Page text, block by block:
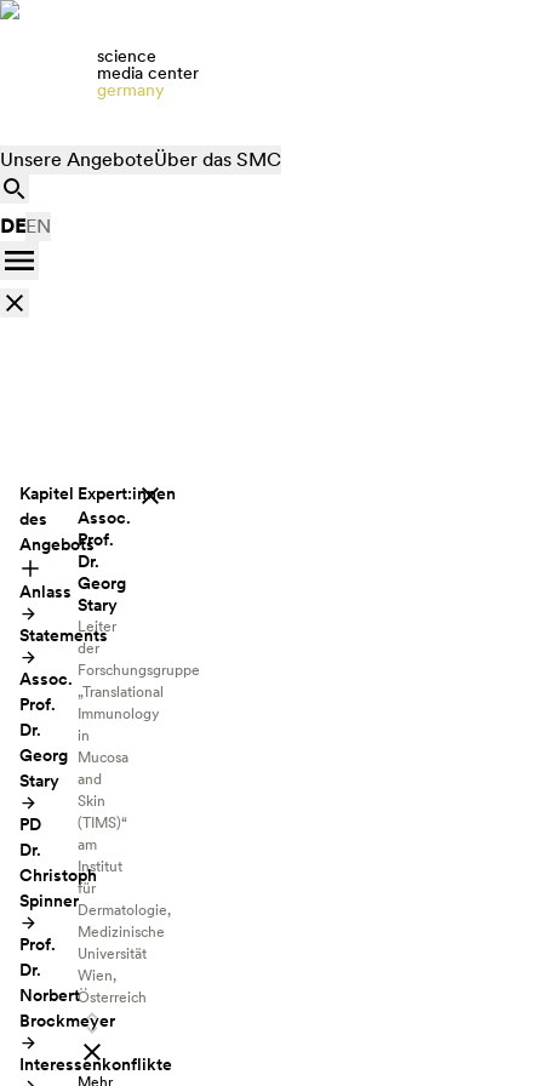
science
media center
germany
Unsere AngeboteÜber das SMC
DEEN
Kapitel
des
Angebots
Anlass
Statements
Assoc.
Prof.
Dr.
Georg
Stary
PD
Dr.
Christoph
Spinner
Prof.
Dr.
Norbert
Brockmeyer
Interessenkonflikte
Expert:innen
Assoc.
Prof.
Dr.
Georg
Stary
Leiter
der
Forschungsgruppe
„Translational
Immunology
in
Mucosa
and
Skin
(TIMS)“
am
Institut
für
Dermatologie,
Medizinische
Universität
Wien,
Österreich
Mehr